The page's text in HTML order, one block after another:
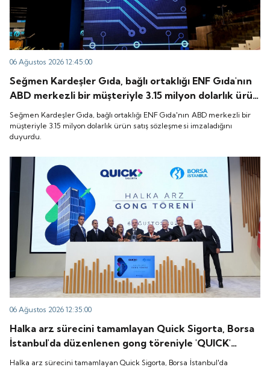
06 Ağustos 2026 12:45:00
Seğmen Kardeşler Gıda, bağlı ortaklığı ENF Gıda'nın
ABD merkezli bir müşteriyle 3.15 milyon dolarlık ürün
satış sözleşmesi imzaladığını duyurdu.
Seğmen Kardeşler Gıda, bağlı ortaklığı ENF Gıda'nın ABD merkezli bir
müşteriyle 3.15 milyon dolarlık ürün satış sözleşmesi imzaladığını
duyurdu.
06 Ağustos 2026 12:35:00
Halka arz sürecini tamamlayan Quick Sigorta, Borsa
İstanbul'da düzenlenen gong töreniyle 'QUICK'
koduyla işlem görmeye başladı.
Halka arz sürecini tamamlayan Quick Sigorta, Borsa İstanbul'da